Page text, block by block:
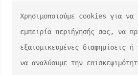
Χρησιμοποιούμε cookies για να
εμπειρία περιήγησής σας, να
εξατομικευμένες διαφημίσεις ή
να αναλύουμε την
ΕΠΙΚΟΙΝΩΝΙΑ
info@auto-verse.gr
2108317227